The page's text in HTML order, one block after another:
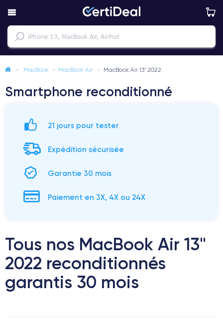
— MacBook — MacBook Air — MacBook Air 13" 2022
Smartphone reconditionné
21 jours pour tester
Expédition sécurisée
Garantie 30 mois
Paiement en 3X, 4X ou 24X
Tous nos MacBook Air 13"
2022 reconditionnés
garantis 30 mois